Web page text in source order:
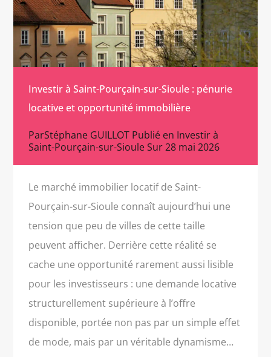
Investir à Saint-Pourçain-sur-Sioule : pénurie
locative et opportunité immobilière
ParStéphane GUILLOT Publié en Investir à
Saint-Pourçain-sur-SiouleSur28 mai 2026
Le marché immobilier locatif de Saint-
Pourçain-sur-Sioule connaît aujourd’hui une
tension que peu de villes de cette taille
peuvent afficher. Derrière cette réalité se
cache une opportunité rarement aussi lisible
pour les investisseurs : une demande locative
structurellement supérieure à l’offre
disponible, portée non pas par un simple effet
de mode, mais par un véritable dynamisme…